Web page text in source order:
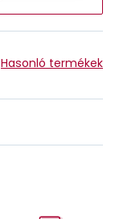
Hasonló termékek